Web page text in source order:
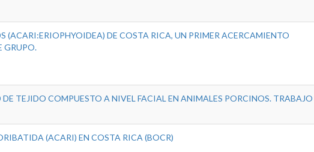
(ACARI:ERIOPHYOIDEA) DE COSTA RICA, UN PRIMER ACERCAMIENTO
GRUPO.
TEJIDO COMPUESTO A NIVEL FACIAL EN ANIMALES PORCINOS. TRABAJO
(ACARI) EN COSTA RICA (BOCR)